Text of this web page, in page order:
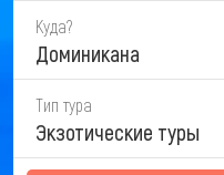
Куда?
Доминикана
Тип тура
Экзотические туры